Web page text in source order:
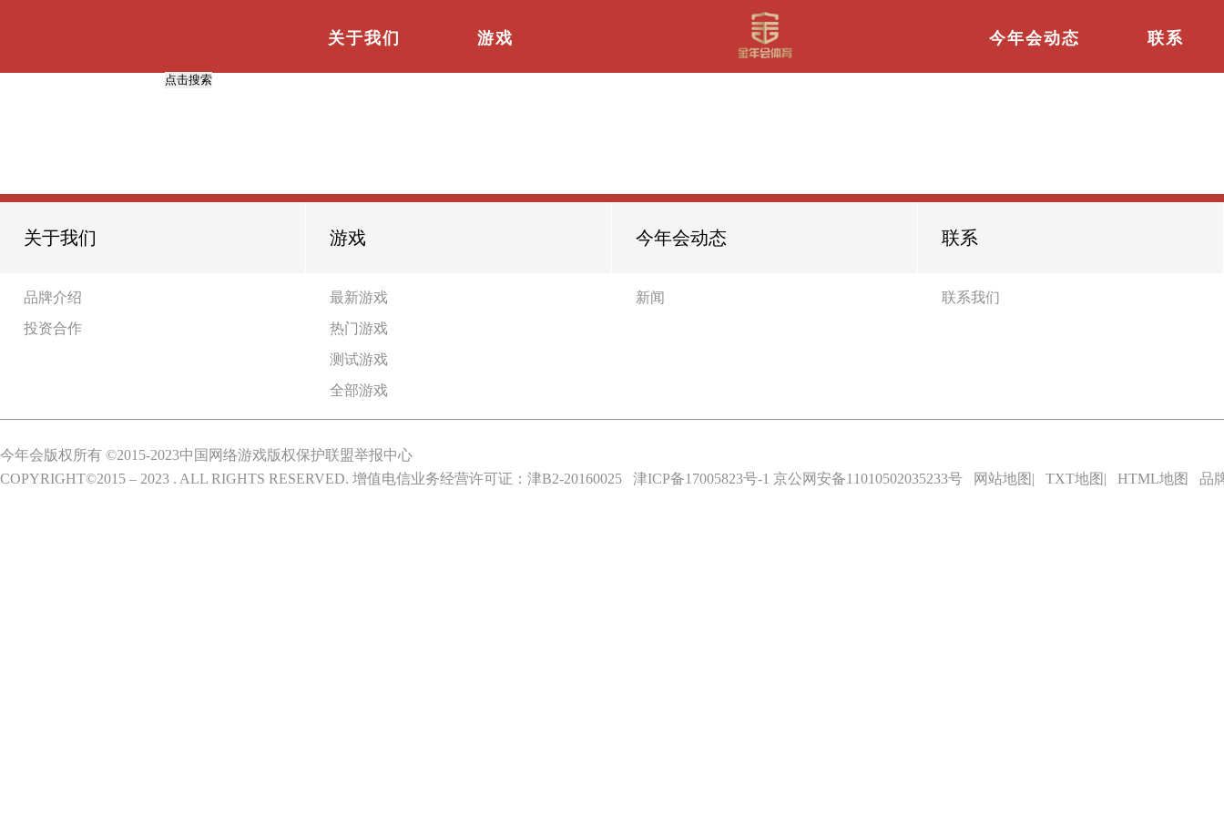
关于我们 游戏 今年会动态 联系
关于我们
品牌介绍
投资合作
游戏
最新游戏
热门游戏
测试游戏
全部游戏
今年会动态
新闻
联系
联系我们
今年会版权所有 ©2015-2023中国网络游戏版权保护联盟举报中心
COPYRIGHT©2015 – 2023 . ALL RIGHTS RESERVED. 增值电信业务经营许可证：津B2-20160025 津ICP备17005823号-1 京公网安备11010502035233号 网站地图 | TXT地图 | HTML地图 品